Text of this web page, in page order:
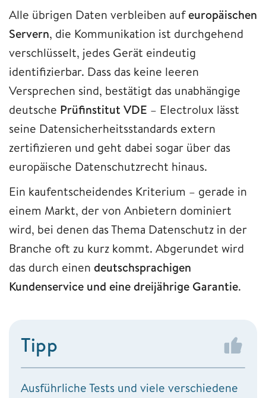
Alle übrigen Daten verbleiben aufeuropäischen
Servern, die Kommunikation ist durchgehend
verschlüsselt, jedes Gerät eindeutig
identifizierbar. Dass das keine leeren
Versprechen sind, bestätigt das unabhängige
deutsche Prüfinstitut VDE – Electrolux lässt
seine Datensicherheitsstandards extern
zertifizieren und geht dabei sogar über das
europäische Datenschutzrecht hinaus.
Ein kaufentscheidendes Kriterium – gerade in
einem Markt, der von Anbietern dominiert
wird, bei denen das Thema Datenschutz in der
Branche oft zu kurz kommt. Abgerundet wird
das durch einen deutschsprachigen
Kundenservice und eine dreijährige Garantie.
Tipp
Ausführliche Tests und viele verschiedene